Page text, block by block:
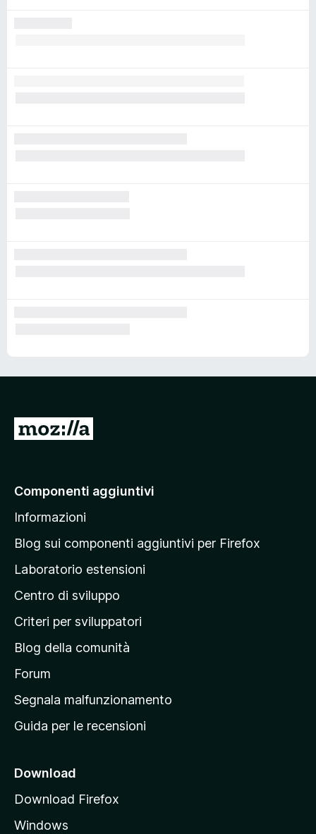
V
a
l
a
a
g
i
a
p
r
n
i
a
l
Componenti aggiuntivi
Informazioni
Blog sui componenti aggiuntivi per Firefox
Laboratorio estensioni
Centro di sviluppo
Criteri per sviluppatori
Blog della comunità
Forum
Segnala malfunzionamento
Guida per le recensioni
Download
Download Firefox
Windows